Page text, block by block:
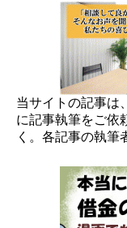
当サイトの記事は
に記事執筆をご依
く。各記事の執筆